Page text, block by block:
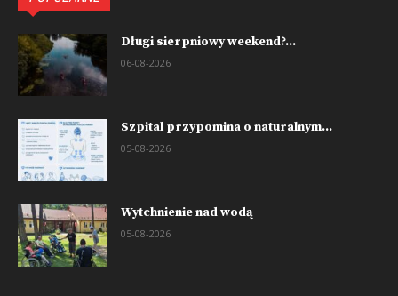
Długi sierpniowy weekend?...
06-08-2026
Szpital przypomina o naturalnym...
05-08-2026
Wytchnienie nad wodą
05-08-2026